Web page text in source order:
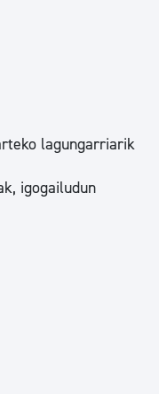
lagungarriarik
igogailudun